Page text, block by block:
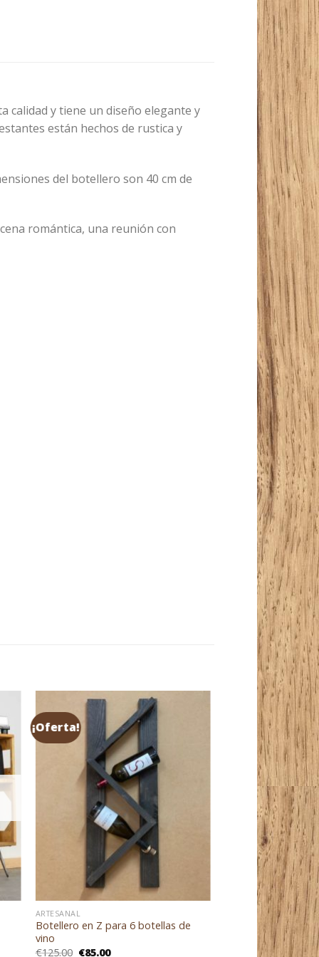
calidad y tiene un diseño elegante y
están hechos de rustica y
del botellero son 40 cm de
romántica, una reunión con
¡Oferta!
ARTESANAL
Botellero en Z para 6 botellas de
vino
€125.00 El
€85.00El